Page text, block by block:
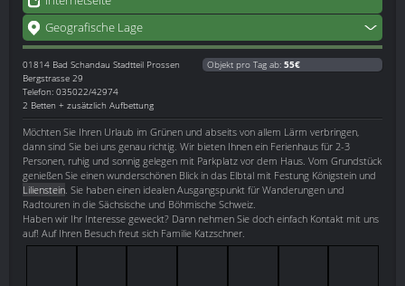
Geografische Lage
01814 Bad Schandau Stadtteil Prossen
Bergstrasse 29
Telefon: 035022/42974
2 Betten + zusätzlich Aufbettung
Objekt pro Tag ab: 55€
Möchten Sie Ihren Urlaub im Grünen und abseits von allem Lärm verbringen,
dann sind Sie bei uns genau richtig. Wir bieten Ihnen ein Ferienhaus für 2-3
Personen, ruhig und sonnig gelegen mit Parkplatz vor dem Haus. Vom Grundstück
genießen Sie einen wunderschönen Blick in das Elbtal mit Festung Königstein und
Lilienstein . Sie haben einen idealen Ausgangspunkt für Wanderungen und
Radtouren in die Sächsische und Böhmische Schweiz.
Haben wir Ihr Interesse geweckt? Dann nehmen Sie doch einfach Kontakt mit uns
auf! Auf Ihren Besuch freut sich Familie Katzschner.